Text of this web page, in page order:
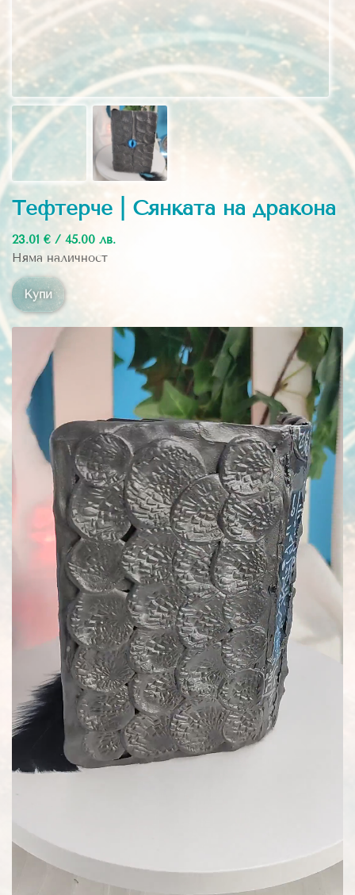
Тефтерче | Сянката на дракона
23.01 € / 45.00 лв.
Няма наличност
Купи